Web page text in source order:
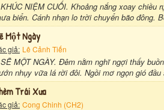
KHÚC NIỆM CUỐI. Khoảng nắng xoay chiều
biển. Cánh nhạn lo trời chuyển bão đông.
Một Ngày
giả: Lê Cảnh Tiến
SẼ MỘT NGÀY. Đêm nằm nghĩ ngợi thấy
nhụy vữa lá rời đôi. Ngồi mơ ngọn gió
Trái Xưa
giả: Cong Chinh (CH2)